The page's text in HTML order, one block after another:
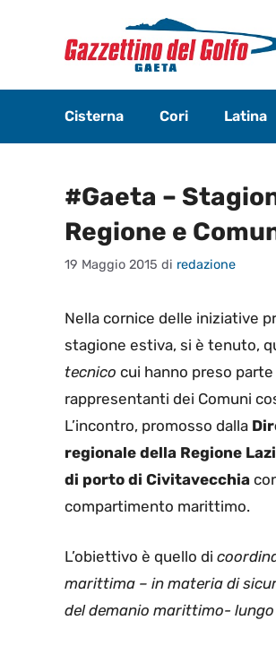
contenuto
Cisterna Cori Latina
#Gaeta –
Regione e
19 Maggio 2015 di redazione
Nella cornice delle iniziative
stagione estiva, si è tenuto,
tecnico cui hanno preso parte
rappresentanti dei Comuni
L’incontro, promosso dalla
regionale della Regione
di porto di Civitavecchia
compartimento marittimo.
L’obiettivo è quello di
marittima – in materia di
del demanio marittimo-